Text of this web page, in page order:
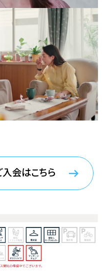
会はこちら